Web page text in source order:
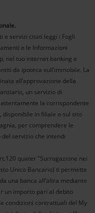
e servizi citati leggi i Fogli
e le Informazioni
nel tuo internet banking e
da ipoteca sull’immobile. La
all’approvazione della
un servizio di
la corrispondente
in filiale o sul sito
per comprendere le
servizio che intendi
quater "Surrogazione nei
Unico Bancario) ti permette
una banca all’altra mediante
un importo pari al debito
condizioni contrattuali del My